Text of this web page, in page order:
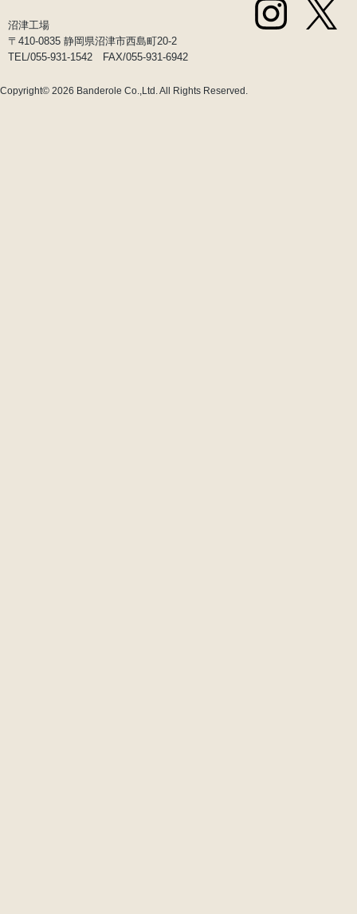
沼津工場
〒410-0835 静岡県沼津市西島町20-2
TEL/055-931-1542 FAX/055-931-6942
Copyright© 2026 Banderole Co.,Ltd.All Rights Reserved.